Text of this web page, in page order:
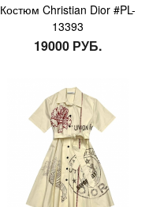
Костюм Christian Dior #PL-
13393
19000 РУБ.